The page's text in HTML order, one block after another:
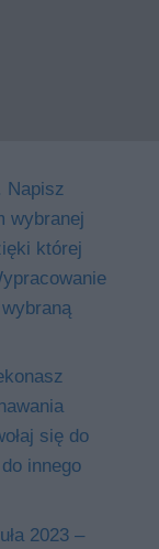
Napisz
wybranej
której
się do
innego
2023 –